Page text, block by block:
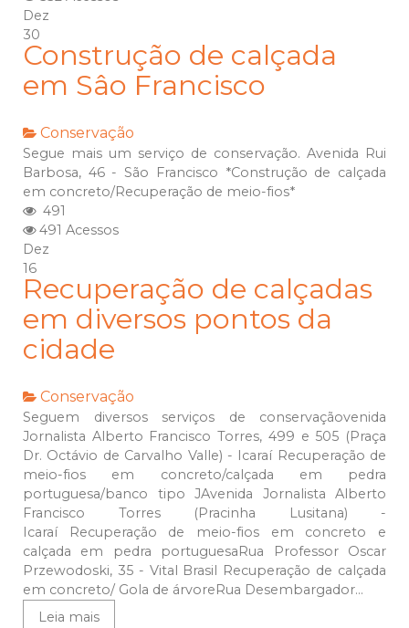
Dez
30
Construção de calçada
em Sâo Francisco
Conservação
Segue mais um serviço de conservação. Avenida Rui
Barbosa, 46 - São Francisco *Construção de calçada
em concreto/Recuperação de meio-fios*
491
491 Acessos
Dez
16
Recuperação de calçadas
em diversos pontos da
cidade
Conservação
Seguem diversos serviços de conservaçãovenida
Jornalista Alberto Francisco Torres, 499 e 505 (Praça
Dr. Octávio de Carvalho Valle) - Icaraí Recuperação de
meio-fios em concreto/calçada em pedra
portuguesa/banco tipo JAvenida Jornalista Alberto
Francisco Torres (Pracinha Lusitana) -
Icaraí Recuperação de meio-fios em concreto e
calçada em pedra portuguesaRua Professor Oscar
Przewodoski, 35 - Vital Brasil Recuperação de calçada
em concreto/ Gola de árvoreRua Desembargador...
Leia mais